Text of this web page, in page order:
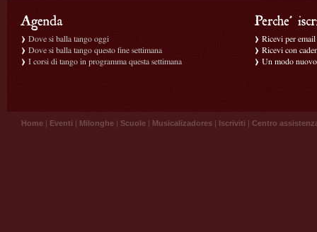
Dove si balla tango oggi
Dove si balla tango questo fine settimana
I corsi di tango in programma questa settimana
Ricevi per
Ricevi con
Un modo
Home | Eventi | Milonghe | Scuole | Musicalizadores | Iscriviti | Centro